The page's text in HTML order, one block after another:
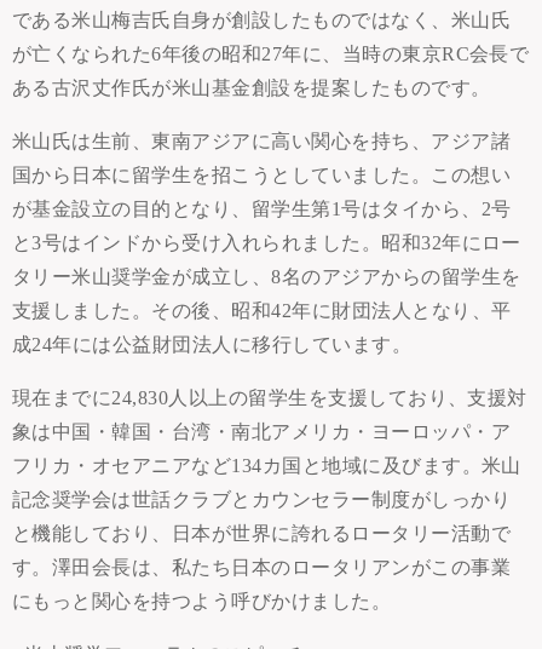
である米山梅吉氏自身が創設したものではなく、米山氏
が亡くなられた6年後の昭和27年に、当時の東京RC会長で
ある古沢丈作氏が米山基金創設を提案したものです。
米山氏は生前、東南アジアに高い関心を持ち、アジア諸
国から日本に留学生を招こうとしていました。この想い
が基金設立の目的となり、留学生第1号はタイから、2号
と3号はインドから受け入れられました。昭和32年にロー
タリー米山奨学金が成立し、8名のアジアからの留学生を
支援しました。その後、昭和42年に財団法人となり、平
成24年には公益財団法人に移行しています。
現在までに24,830人以上の留学生を支援しており、支援対
象は中国・韓国・台湾・南北アメリカ・ヨーロッパ・ア
フリカ・オセアニアなど134カ国と地域に及びます。米山
記念奨学会は世話クラブとカウンセラー制度がしっかり
と機能しており、日本が世界に誇れるロータリー活動で
す。澤田会長は、私たち日本のロータリアンがこの事業
にもっと関心を持つよう呼びかけました。